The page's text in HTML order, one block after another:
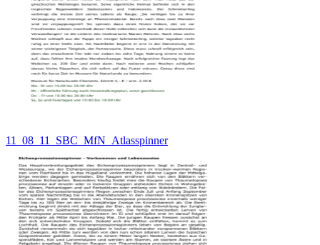
11_08_11_SBC_MfN_Atlasspinner